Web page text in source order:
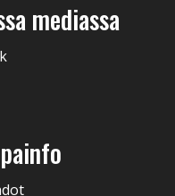
mediassa